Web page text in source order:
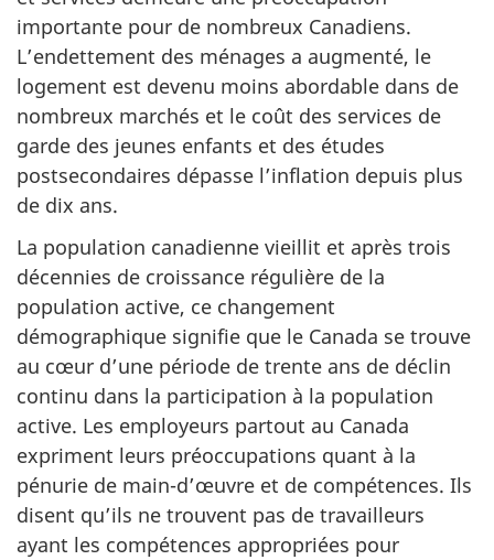
importante pour de nombreux Canadiens.
L’endettement des ménages a augmenté, le
logement est devenu moins abordable dans de
nombreux marchés et le coût des services de
garde des jeunes enfants et des études
postsecondaires dépasse l’inflation depuis plus
de dix ans.
La population canadienne vieillit et après trois
décennies de croissance régulière de la
population active, ce changement
démographique signifie que le Canada se trouve
au cœur d’une période de trente ans de déclin
continu dans la participation à la population
active. Les employeurs partout au Canada
expriment leurs préoccupations quant à la
pénurie de main-d’œuvre et de compétences. Ils
disent qu’ils ne trouvent pas de travailleurs
ayant les compétences appropriées pour